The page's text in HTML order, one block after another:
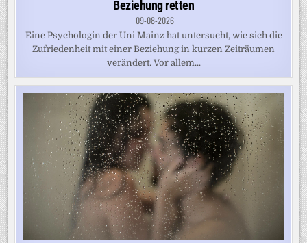
Beziehung retten
09-08-2026
Eine Psychologin der Uni Mainz hat untersucht, wie sich die
Zufriedenheit mit einer Beziehung in kurzen Zeiträumen
verändert. Vor allem...